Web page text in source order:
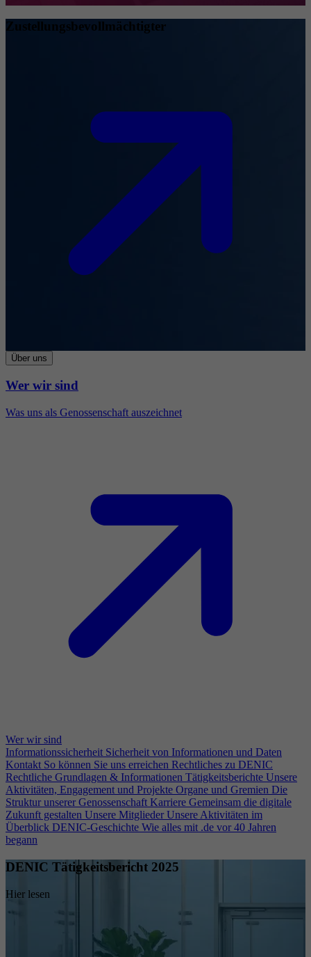
Zustellungsbevollmächtigter
Über uns
Wer wir sind
Was uns als Genossenschaft auszeichnet
Wer wir sind
Informationssicherheit Sicherheit von Informationen und Daten
Kontakt So können Sie uns erreichen Rechtliches zu DENIC
Rechtliche Grundlagen & Informationen Tätigkeitsberichte Unsere
Aktivitäten, Engagement und Projekte Organe und Gremien Die
Struktur unserer Genossenschaft Karriere Gemeinsam die digitale
Zukunft gestalten Unsere Mitglieder Unsere Aktivitäten im
Überblick DENIC-Geschichte Wie alles mit .de vor 40 Jahren
begann
DENIC Tätigkeitsbericht 2025
Hier lesen